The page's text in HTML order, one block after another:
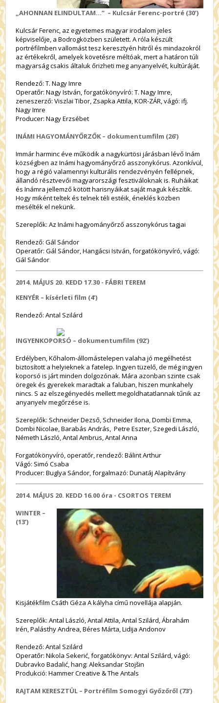
„AHONNAN ELINDULTAM...” – Kulcsár Ferenc-portré (30’)
Kulcsár Ferenc, az egyetemes magyar irodalom jeles
képviselője, a Bodrogközben született. A róla készült
portréfilmben vallomást tesz keresztyén hitről és mindazokról
az értékekről, amelyek követésre méltóak, mert a határon túli
magyarság csakis általuk őrizheti meg anyanyelvét, kultúráját.
Rendező: T. Nagy Imre
Operatőr: Nagy István, forgatókönyvíró: T. Nagy Imre,
zeneszerző: Viszlai Tibor, Zsapka Attila, KOR-ZÁR, vágó: ifj.
Nagy Imre
Producer: Nagy Erzsébet
INÁMI HAGYOMÁNYŐRZŐK – dokumentumfilm (26’)
Immár harminc éve működik a nagykürtösi járásban lévő Inám
községben az Inámi hagyományőrző asszonykórus. Azonkívül,
hogy a régió valamennyi kulturális rendezvényén fellépnek,
állandó résztvevői magyarországi fesztiváloknak is. Ruháikat
és Inámra jellemző kötött harisnyáikat saját maguk készítik.
Hogy miként teltek és telnek téli estéik, éneklés közben
mesélték el nekünk.
Szereplők: Az Inámi hagyományőrző asszonykórus tagjai
Rendező: Gál Sándor
Operatőr: Gál Sándor, Hangácsi István, forgatókönyvíró, vágó:
Gál Sándor
2014. MÁJUS 20. KEDD17.30 - FÁBRI TEREM
KENYÉR – kísérleti film (4’)
Rendező: Antal Szilárd
INGYENKOPORSÓ – dokumentumfilm (92’)
Erdélyben, Kőhalom-állomástelepen valaha jó megélhetést
biztosított a helyieknek a fatelep. Ingyen tüzelő, de még ingyen
koporsó is járt minden dolgozónak. Mára azonban szinte csak
öregek és gyerekek maradtak a faluban, hiszen munkahely
nincs. S az elszegényedés mellett megoldhatatlannak tűnik az
anyanyelv megőrzése is.
Szereplők: Schneider Dezső, Schneider Ilona, Dombi Emma,
Dombi Nicolae, Barabás András, Petre Eszter, Szegedi László,
Németh László, Antal Ambrus, Antal Anna
Forgatókönyvíró, operatőr, rendező: Bálint Arthur
Vágó: Simó Csaba
Producer: Buglya Sándor, forgalmazó: Dunatáj Alapítvány
2014. MÁJUS 20. KEDD16.00 óra - CSORTOS TEREM
WINTER –
(13’)
Kisjátékfilm Csáth Géza A kályha című novellája alapján.
Szereplők: Antal László, Antal Attila, Antal Szilárd, Ábrahám
Irén, Palásthy Andrea, Béres Márta, Lidija Andonov
Rendező: Antal Szilárd
Operatőr: Nikola Sekerić, forgatókönyv: Antal Szilárd, vágó:
Dubravko Badalić, hang: Aleksandar Stojšin
Produkció: Hammer Creative & The Antals
RAJTAM KERESZTÜL – Portréfilm Somogyi Győzőről (73’)